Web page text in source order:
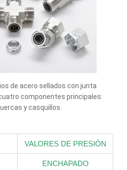
de acero sellados con junta
componentes principales:
y casquillos.
VALORES DE PRESIÓN
ENCHAPADO